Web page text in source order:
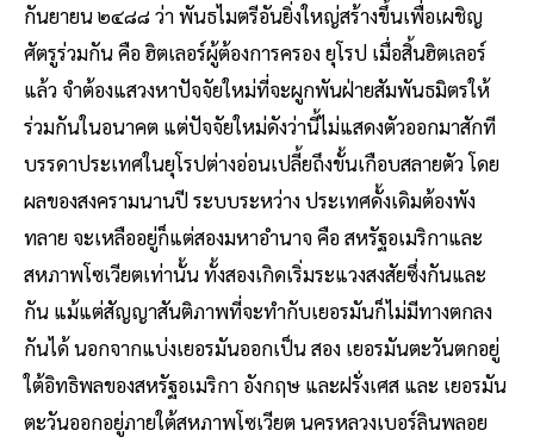
กันยายน ๒๔๘๘ ว่า พันธไมตรีอันยิ่งใหญ่สร้างขึ้นเพื่อเผชิญ
ศัตรูร่วมกัน คือ ฮิตเลอร์ผู้ต้องการครอง ยุโรป เมื่อสิ้นฮิตเลอร์
แล้ว จำต้องแสวงหาปัจจัยใหม่ที่จะผูกพันฝ่ายสัมพันธมิตรให้
ร่วมกันในอนาคต แต่ปัจจัยใหม่ดังว่านี้ไม่แสดงตัวออกมาสักที
บรรดาประเทศในยุโรปต่างอ่อนเปลี้ยถึงขั้นเกือบสลายตัว โดย
ผลของสงครามนานปี ระบบระหว่าง ประเทศดั้งเดิมต้องพัง
ทลาย จะเหลืออยู่ก็แต่สองมหาอำนาจ คือ สหรัฐอเมริกาและ
สหภาพโซเวียตเท่านั้น ทั้งสองเกิดเริ่มระแวงสงสัยซึ่งกันและ
กัน แม้แต่สัญญาสันติภาพที่จะทำกับเยอรมันก็ไม่มีทางตกลง
กันได้ นอกจากแบ่งเยอรมันออกเป็น สอง เยอรมันตะวันตกอยู่
ใต้อิทธิพลของสหรัฐอเมริกา อังกฤษ และฝรั่งเศส และ เยอรมัน
ตะวันออกอยู่ภายใต้สหภาพโซเวียต นครหลวงเบอร์ลินพลอย